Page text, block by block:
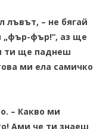
лъвът, – не бягай
фър!“, аз ще
ти ще паднеш
ми ела самичко
– Какво ми
Ами че ти знаеш